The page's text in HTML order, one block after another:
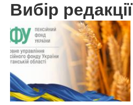
Вибір редакції